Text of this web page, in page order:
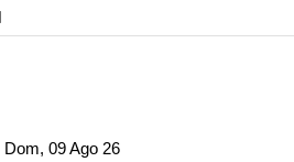
Dom, 09 Ago 26